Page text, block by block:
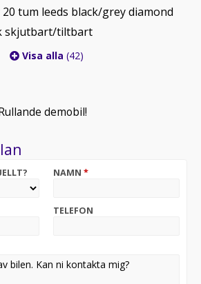
tum leeds black/grey diamond
skjutbart/tiltbart
Visa alla (42)
demobil!
NAMN *
TELEFON